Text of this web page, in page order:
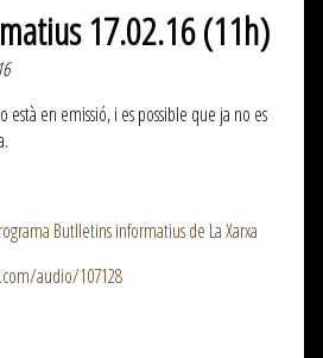
17.02.16 (11h)
està en emissió, i es possible que ja no es
Butlletins informatius de La Xarxa
audio/107128